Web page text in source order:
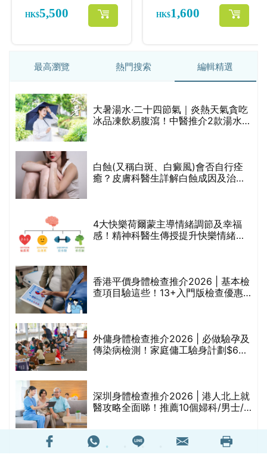
最高瀏覽 熱門搜索 編輯精選
大暑湯水‧二十四節氣｜炎熱天氣貪吃
冰品凍飲易腹瀉！中醫推介2款湯水清
白蝕(又稱白斑、白癜風)會否自行痊
癒？皮膚科醫生詳解白蝕成因及治療
4大快樂荷爾蒙主導情緒調節及幸福
感！精神科醫生傳授提升快樂情緒攻
香港平價身體檢查推介2026 | 基本檢
查項目驗這些！13+入門版檢查優惠
外傭身體檢查推介2026 | 必做驗孕及
傳染病檢測！家庭傭工驗身計劃$630
深圳身體檢查推介2026 | 港人北上就
醫攻略全面睇！推薦10個婦科/男士/